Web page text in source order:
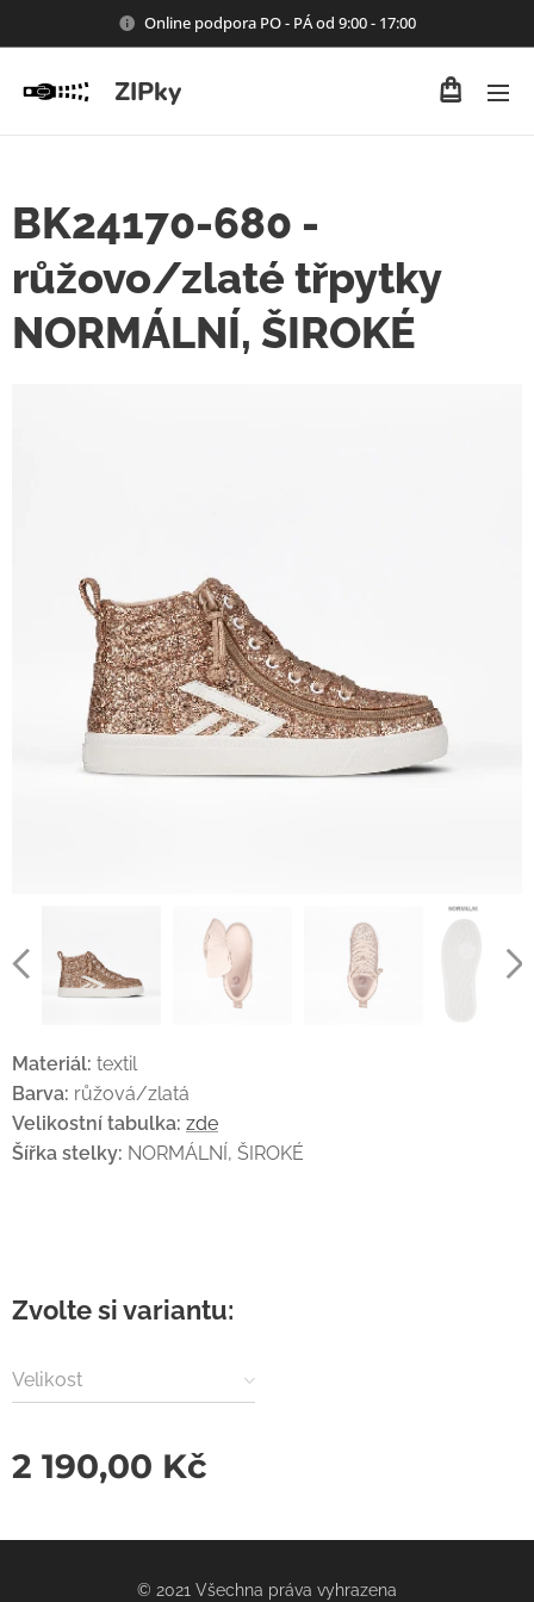
Online podpora PO - PÁ od 9:00 - 17:00
ZIPky
BK24170-680 -
růžovo/zlaté třpytky
NORMÁLNÍ, ŠIROKÉ
Materiál: textil
Barva: růžová/zlatá
Velikostní tabulka: zde
Šířka stelky: NORMÁLNÍ, ŠIROKÉ
Zvolte si variantu:
Velikost
2 190,00 Kč
© 2021 Všechna práva vyhrazena